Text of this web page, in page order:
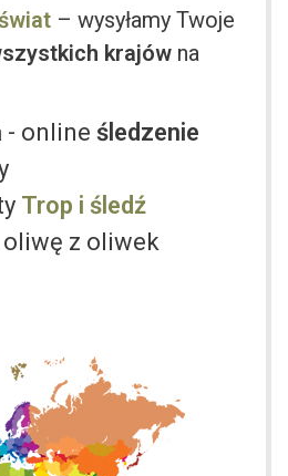
– wysyłamy Twoje
krajów na
- online śledzenie
Trop i śledź
z oliwek